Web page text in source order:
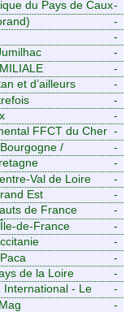
-
du Pays de Caux
-
-
-
-
-
et d’ailleurs
-
-
-
FFCT du Cher
-
/
-
-
Val de Loire
-
Est
-
de France
-
de-France
-
-
-
de la Loire
-
International - Le
-